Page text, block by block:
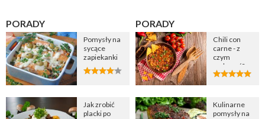
PORADY
Pomysły na
sycące
zapiekanki
Jak zrobić
placki po
PORADY
Chili con
carne - z
czym
podawać?
Kulinarne
pomysły na